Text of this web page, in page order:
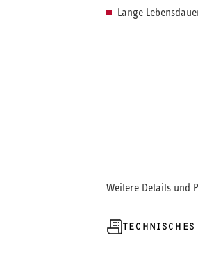
Lange
Weitere Details und